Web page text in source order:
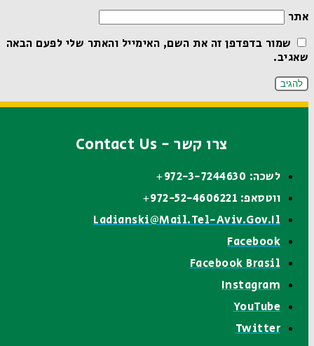
אתר
שמור בדפדפן זה את השם, האימייל והאתר שלי לפעם הבאה
שאגיב.
צרו קשר - Contact Us
לשכה: 972-3-7244630+
ווטסאפ: 972-52-4606221+
Ladianski@mail.tel-Aviv.gov.il
Facebook
Facebook Brasil
Instagram
YouTube
Twitter